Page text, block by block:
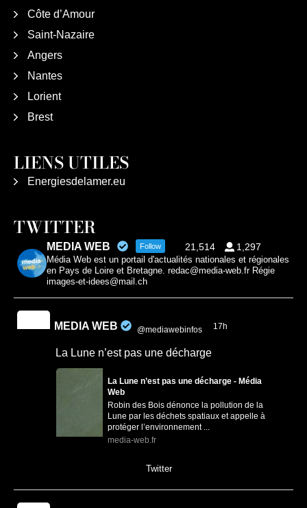
Côte d’Amour
Saint-Nazaire
Angers
Nantes
Lorient
Brest
LIENS UTILES
Energiesdelamer.eu
TWITTER
MEDIA WEB Follow 21,514 1,297
Média Web est un portail d'actualités nationales et régionales
en Pays de Loire et Bretagne. redac@media-web.fr Régie
images-et-idees@mail.ch
MEDIA WEB @mediawebinfos 17h
La Lune n’est pas une décharge
La Lune n’est pas une décharge - Média
Web
Robin des Bois dénonce la pollution de la
Lune par les déchets spatiaux et appelle à
protéger l’environnement ...
media-web.fr
Twitter